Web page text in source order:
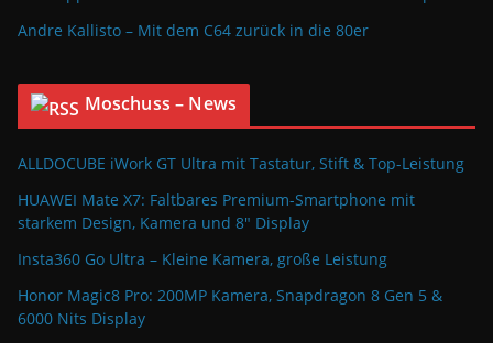
Andre Kallisto – Mit dem C64 zurück in die 80er
Moschuss – News
ALLDOCUBE iWork GT Ultra mit Tastatur, Stift & Top-Leistung
HUAWEI Mate X7: Faltbares Premium-Smartphone mit
starkem Design, Kamera und 8″ Display
Insta360 Go Ultra – Kleine Kamera, große Leistung
Honor Magic8 Pro: 200MP Kamera, Snapdragon 8 Gen 5 &
6000 Nits Display